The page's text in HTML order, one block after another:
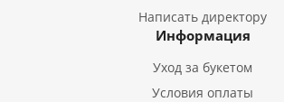
Букеты из Гладиолусов
Букеты из Тюльпанов
Написать директору
Информация
Уход за букетом
Условия оплаты